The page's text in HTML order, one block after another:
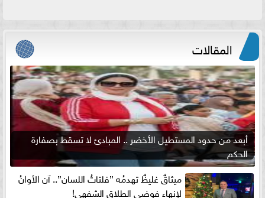
المقالات
أبعد من حدود المستطيل الأخضر .. المبادئ لا تسقط بصفارة
الحكم
ميثاقٌ غليظٌ تهدمُه ”فلتاتُ اللسان”.. آن الأوانُ
لإنهاءِ فوضى الطلاق الشفهي!